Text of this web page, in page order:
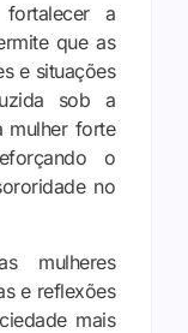
a
que as
e situações
sob a
mulher forte
o
no
mulheres
e reflexões
mais